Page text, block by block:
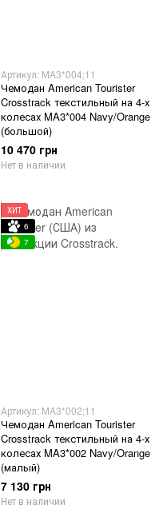
Артикул: MA3*004;11
Чемодан American Tourister
Crosstrack текстильный на 4-х
колесах MA3*004 Navy/Orange
(большой)
10 470 грн
Нет в наличии
ХИТ
6
7
Артикул: MA3*002;11
Чемодан American Tourister
Crosstrack текстильный на 4-х
колесах MA3*002 Navy/Orange
(малый)
7 130 грн
Нет в наличии